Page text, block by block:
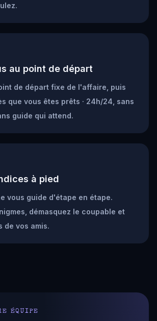
au point de départ
de départ fixe de l'affaire, puis
que vous êtes prêts · 24h/24, sans
guide qui attend.
à pied
vous guide d'étape en étape.
démasquez le coupable et
de vos amis.
ÉQUIPE